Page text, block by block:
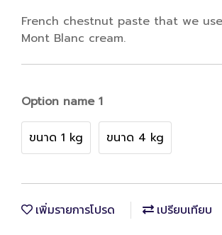
French chestnut paste that we
Mont Blanc cream.
Option name 1
ขนาด 1 kg ขนาด 4 kg
เพิ่มรายการโปรด เปรียบเทียบ